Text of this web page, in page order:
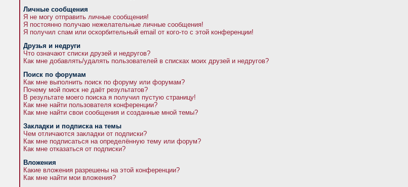
Личные сообщения
Я не могу отправить личные сообщения!
Я постоянно получаю нежелательные личные сообщения!
Я получил спам или оскорбительный email от кого-то с этой конференции!
Друзья и недруги
Что означают списки друзей и недругов?
Как мне добавлять/удалять пользователей в списках моих друзей и недругов?
Поиск по форумам
Как мне выполнить поиск по форуму или форумам?
Почему мой поиск не даёт результатов?
В результате моего поиска я получил пустую страницу!
Как мне найти пользователя конференции?
Как мне найти свои сообщения и созданные мной темы?
Закладки и подписка на темы
Чем отличаются закладки от подписки?
Как мне подписаться на определённую тему или форум?
Как мне отказаться от подписки?
Вложения
Какие вложения разрешены на этой конференции?
Как мне найти мои вложения?